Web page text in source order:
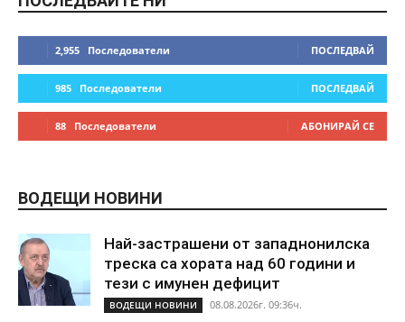
2,955 Последователи ПОСЛЕДВАЙ
985 Последователи ПОСЛЕДВАЙ
88 Последователи АБОНИРАЙ СЕ
ВОДЕЩИ НОВИНИ
Най-застрашени от западнонилска
треска са хората над 60 години и
тези с имунен дефицит
ВОДЕЩИ НОВИНИ 08.08.2026г. 09:36ч.